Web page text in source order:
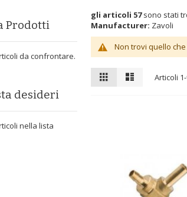
gli articoli 57sono stati
Manufacturer: Zavoli
Non trovi quello
Mostra
come
Griglia Articoli 1-
Prodotti
da confrontare.
desideri
nella lista